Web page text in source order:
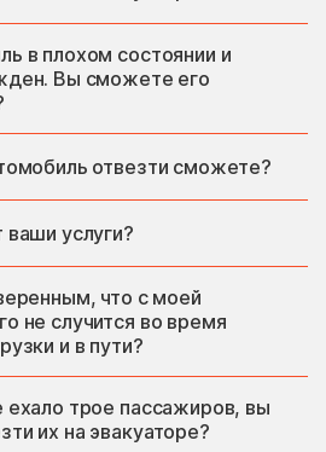
в плохом состоянии и
Вы сможете его
отвезти сможете?
ваши услуги?
что с моей
не случится во время
и в пути?
ехало трое пассажиров, вы
их на эвакуаторе?